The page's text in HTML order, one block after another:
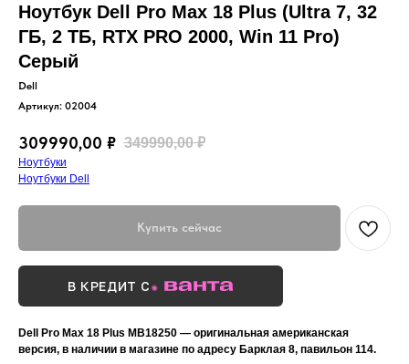
Ноутбук Dell Pro Max 18 Plus (Ultra 7, 32
ГБ, 2 ТБ, RTX PRO 2000, Win 11 Pro)
Серый
Dell
Артикул: 02004
309990,00 ₽ 349990,00 ₽
Ноутбуки
Ноутбуки Dell
Купить сейчас
В КРЕДИТ С
Dell Pro Max 18 Plus MB18250 — оригинальная американская
версия, в наличии в магазине по адресу Барклая 8, павильон 114.